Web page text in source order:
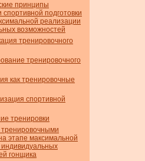
принципы
спортивной подготовки
реализации
возможностей
тренировочного
тренировочного
как тренировочные
спортивной
тренировки
этапе максимальной
гонщика